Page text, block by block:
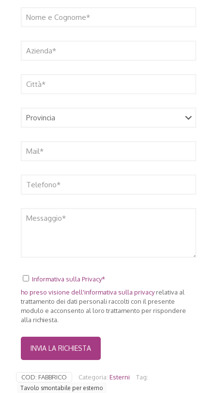
Informativa sulla Privacy*
ho preso visione dell'informativa sulla privacyrelativa al
trattamento dei dati personali raccolti con il presente
modulo e acconsento al loro trattamento per rispondere
alla richiesta.
COD: FABBRICO Categoria: Esterni Tag:
Tavolo smontabile per esterno